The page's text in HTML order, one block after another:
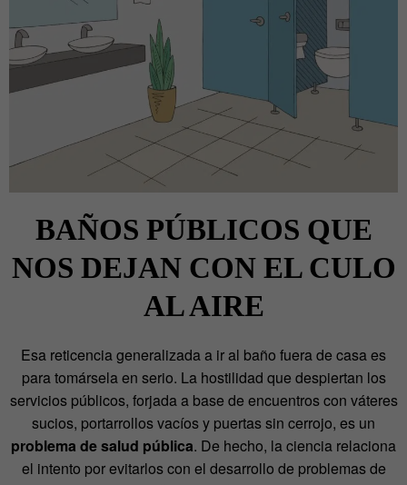
BAÑOS PÚBLICOS QUE
NOS DEJAN CON EL CULO
AL AIRE
Esa reticencia generalizada a ir al baño fuera de casa es
para tomársela en serio. La hostilidad que despiertan los
servicios públicos, forjada a base de encuentros con váteres
sucios, portarrollos vacíos y puertas sin cerrojo, es un
problema de salud pública. De hecho, la ciencia relaciona
el intento por evitarlos con el desarrollo de problemas de